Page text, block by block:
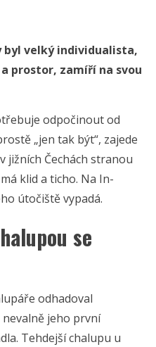
byl velký individualista,
prostor, zamíří na svou
odpočinout od
„jen tak být“, zajede
jižních Čechách stranou
klid a ticho. Na In-
útočiště vypadá.
se
odhadoval
jeho první
Tehdejší chalupu u